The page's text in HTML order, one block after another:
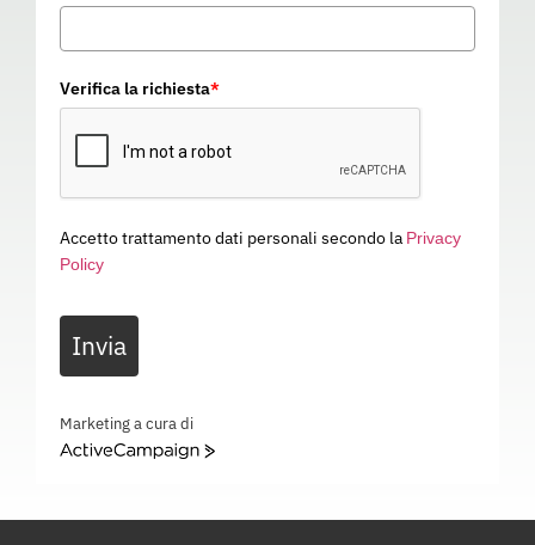
GUANTO 4561
PD05757 Categoria
GUANTO 4561 – EN 21420 – EN 388: 4X32C – EN 407: X1XXXX – PD05757
Verifica la richiesta*
Accetto trattamento dati personali secondo la Privacy
Policy
Invia
Marketing a cura di
ActiveCampaign